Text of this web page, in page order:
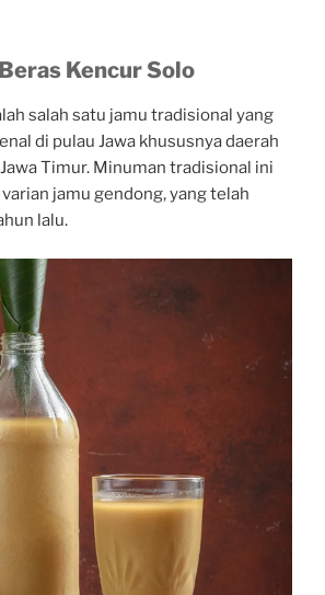
Kencur Solo
salah satu jamu tradisional yang
di pulau Jawa khususnya daerah
Timur. Minuman tradisional ini
jamu gendong, yang telah
lalu.